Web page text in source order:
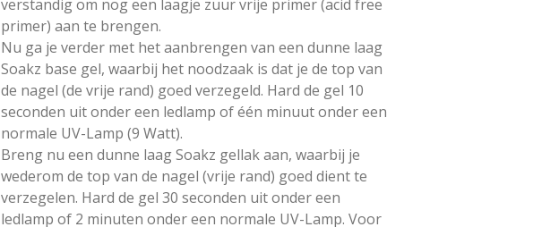
verstandig om nog een laagje zuur vrije primer (acid free
primer) aan te brengen.
Nu ga je verder met het aanbrengen van een dunne laag
Soakz base gel, waarbij het noodzaak is dat je de top van
de nagel (de vrije rand) goed verzegeld. Hard de gel 10
seconden uit onder een ledlamp of één minuut onder een
normale UV-Lamp (9 Watt).
Breng nu een dunne laag Soakz gellak aan, waarbij je
wederom de top van de nagel (vrije rand) goed dient te
verzegelen. Hard de gel 30 seconden uit onder een
ledlamp of 2 minuten onder een normale UV-Lamp. Voor